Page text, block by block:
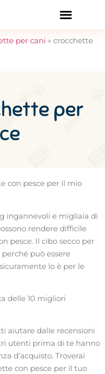
per cani » crocchette
per
con pesce per il mio
ingannevoli e migliaia di
rendere difficile
pesce. Il cibo secco per
può essere
lo è per le
delle 10 migliori
aiutare dalle recensioni
utenti prima di te hanno
d’acquisto. Troverai
con pesce per il tuo